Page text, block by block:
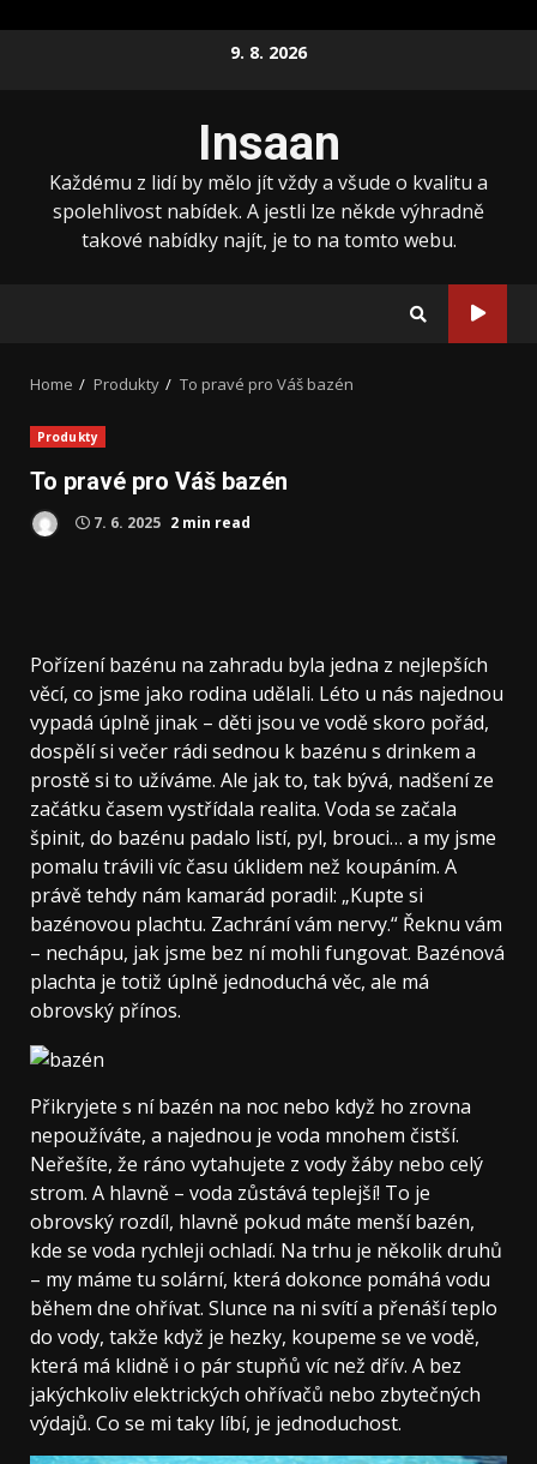
9. 8. 2026
Insaan
Každému z lidí by mělo jít vždy a všude o kvalitu a
spolehlivost nabídek. A jestli lze někde výhradně
takové nabídky najít, je to na tomto webu.
Home Produkty To pravé pro Váš bazén
Produkty
To pravé pro Váš bazén
7. 6. 2025 2 min read
Pořízení bazénu na zahradu byla jedna z nejlepších
věcí, co jsme jako rodina udělali. Léto u nás najednou
vypadá úplně jinak – děti jsou ve vodě skoro pořád,
dospělí si večer rádi sednou k bazénu s drinkem a
prostě si to užíváme. Ale jak to, tak bývá, nadšení ze
začátku časem vystřídala realita. Voda se začala
špinit, do bazénu padalo listí, pyl, brouci… a my jsme
pomalu trávili víc času úklidem než koupáním. A
právě tehdy nám kamarád poradil: „Kupte si
bazénovou plachtu. Zachrání vám nervy.“ Řeknu vám
– nechápu, jak jsme bez ní mohli fungovat. Bazénová
plachta je totiž úplně jednoduchá věc, ale má
obrovský přínos.
Přikryjete s ní bazén na noc nebo když ho zrovna
nepoužíváte, a najednou je voda mnohem čistší.
Neřešíte, že ráno vytahujete z vody žáby nebo celý
strom. A hlavně – voda zůstává teplejší! To je
obrovský rozdíl, hlavně pokud máte menší bazén,
kde se voda rychleji ochladí. Na trhu je několik druhů
– my máme tu solární, která dokonce pomáhá vodu
během dne ohřívat. Slunce na ni svítí a přenáší teplo
do vody, takže když je hezky, koupeme se ve vodě,
která má klidně i o pár stupňů víc než dřív. A bez
jakýchkoliv elektrických ohřívačů nebo zbytečných
výdajů. Co se mi taky líbí, je jednoduchost.